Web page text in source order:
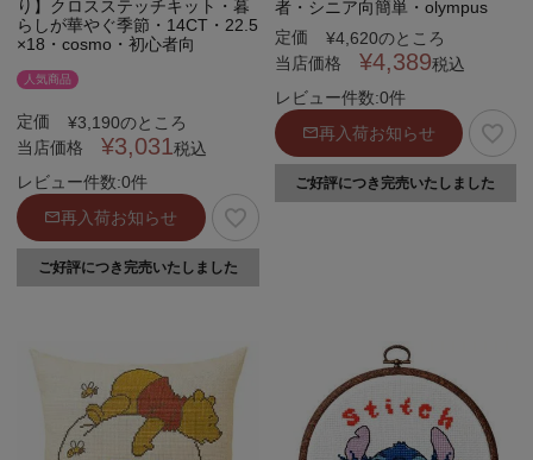
り】クロスステッチキット・暮
らしが華やぐ季節・14CT・22.5
×18・cosmo・初心者向
人気商品
定価 ¥3,190のところ
当店価格
¥3,031税込
レビュー件数:0件
再入荷お知らせ
ご好評につき完売いたしました
者・シニア向簡単・olympus
定価
¥4,620のところ
当店価格
¥4,389税込
レビュー件数:0件
再入荷お知らせ
ご好評につき完売いたしました